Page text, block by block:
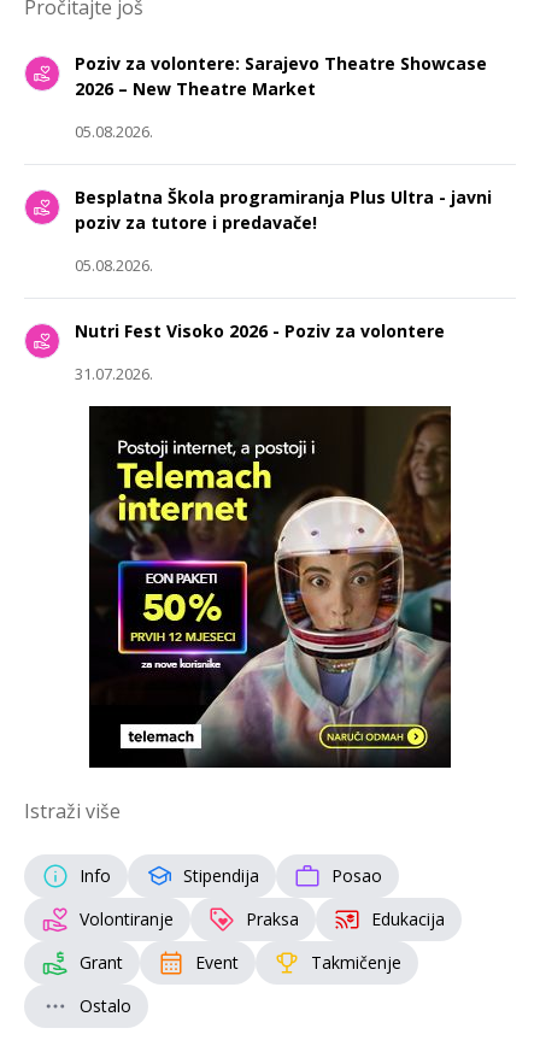
Pročitajte još
Poziv za volontere: Sarajevo Theatre Showcase
2026 – New Theatre Market
05.08.2026.
Besplatna Škola programiranja Plus Ultra - javni
poziv za tutore i predavače!
05.08.2026.
Nutri Fest Visoko 2026 - Poziv za volontere
31.07.2026.
Istraži više
Info Stipendija
Posao
Volontiranje
Praksa
Edukacija
Grant
Event
Takmičenje
Ostalo